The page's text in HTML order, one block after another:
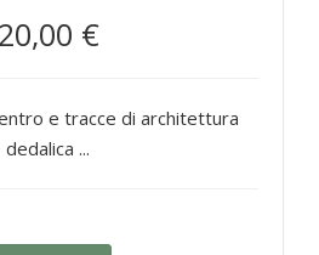
20,00 €
e tracce di architettura
dedalica ...